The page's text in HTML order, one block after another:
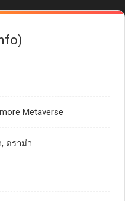
Metaverse
ดราม่า